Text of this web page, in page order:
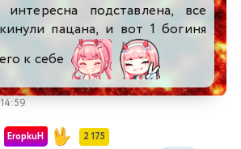
интересна подставлена, все
пацана, и вот 1 богиня
к себе
EropkuH 2 175